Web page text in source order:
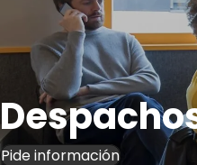
Pide información